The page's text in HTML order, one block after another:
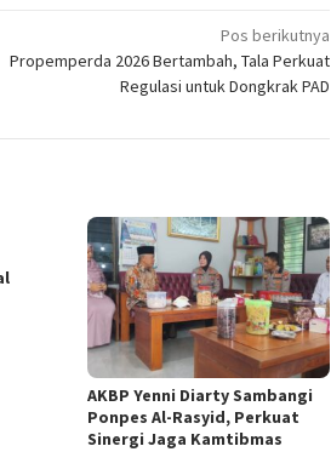
Pos berikutnya
Propemperda 2026 Bertambah, Tala Perkuat
Regulasi untuk Dongkrak PAD
AKBP Yenni Diarty Sambangi
Ponpes Al-Rasyid, Perkuat
Sinergi Jaga Kamtibmas